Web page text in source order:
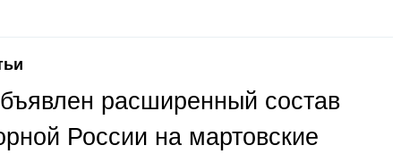
расширенный состав
России на мартовские